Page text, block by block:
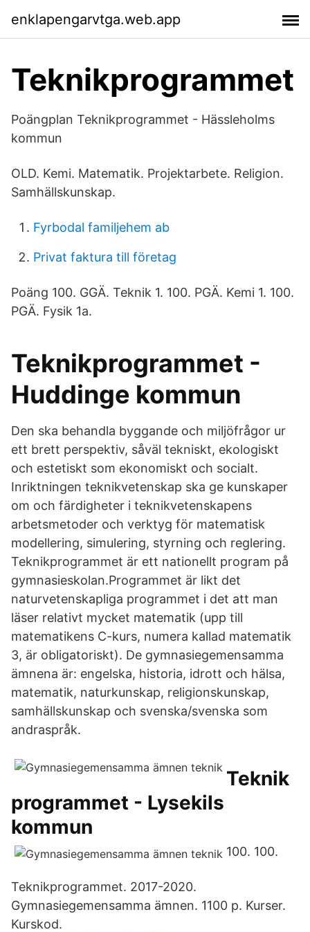
enklapengarvtga.web.app
Teknikprogrammet
Poängplan Teknikprogrammet - Hässleholms
kommun
OLD. Kemi. Matematik. Projektarbete. Religion.
Samhällskunskap.
Fyrbodal familjehem ab
Privat faktura till företag
Poäng 100. GGÄ. Teknik 1. 100. PGÄ. Kemi 1. 100.
PGÄ. Fysik 1a.
Teknikprogrammet -
Huddinge kommun
Den ska behandla byggande och miljöfrågor ur
ett brett perspektiv, såväl tekniskt, ekologiskt
och estetiskt som ekonomiskt och socialt.
Inriktningen teknikvetenskap ska ge kunskaper
om och färdigheter i teknikvetenskapens
arbetsmetoder och verktyg för matematisk
modellering, simulering, styrning och reglering.
Teknikprogrammet är ett nationellt program på
gymnasieskolan.Programmet är likt det
naturvetenskapliga programmet i det att man
läser relativt mycket matematik (upp till
matematikens C-kurs, numera kallad matematik
3, är obligatoriskt). De gymnasiegemensamma
ämnena är: engelska, historia, idrott och hälsa,
matematik, naturkunskap, religionskunskap,
samhällskunskap och svenska/svenska som
andraspråk.
Teknik
programmet - Lysekils
kommun
100. 100.
Teknikprogrammet. 2017-2020.
Gymnasiegemensamma ämnen. 1100 p. Kurser.
Kurskod.